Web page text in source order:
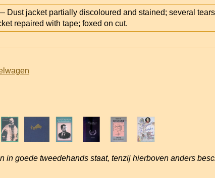
Dust jacket partially discoloured and stained; several tears
repaired with tape; foxed on cut.
in goede tweedehands staat, tenzij hierboven anders